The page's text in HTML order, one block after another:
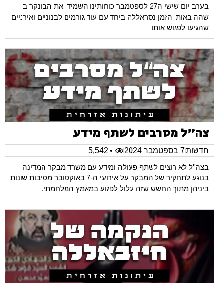
בערב יום שישי ה27 לספטמבר כוחותינו השמידו את הבונקר בו
שהה באותו הזמן נסראללה ביחד עם עוד גורמים לבנוניים ואירניים
שהגיעו לפגוש אותו
צה"ל מסרבים לשתף מידע
חדשות7 בספטמבר 2024
• 5,542
בצה''ל לא רוצים לשתף פעולה ומידע עם משרד מבקר המדינה
בנוגע לתחקיר של המבקר על אירועי ה-7 באוקטובר מסיבות שונות
ביניהן מתוך החשש שזה עלול לפגוע במאמץ המלחמתי.